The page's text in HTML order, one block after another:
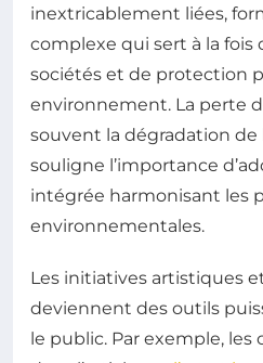
inextricablement liées,
complexe qui sert à la
sociétés et de protection
environnement. La perte
souvent la dégradation de
souligne l’importance
intégrée harmonisant les
environnementales.
Les initiatives artistiques
deviennent des outils
le public. Par exemple,